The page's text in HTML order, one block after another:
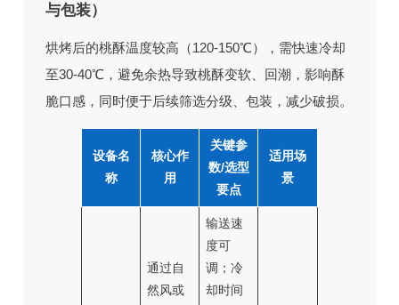
与包装）
烘烤后的桃酥温度较高（120-150℃），需快速冷却
至30-40℃，避免余热导致桃酥变软、回潮，影响酥
脆口感，同时便于后续筛选分级、包装，减少破损。
设备名
称
核心作
用
关键参
数/选型
要点
适用场
景
通过自
然风或
输送速
度可
调；冷
却时间